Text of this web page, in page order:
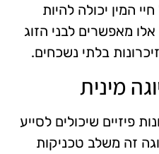
המין יכולה להיות
מאפשרים לבני הזוג
בלתי נשכחים.
מינית
פיזיים שיכולים לסייע
זה משלב טכניקות